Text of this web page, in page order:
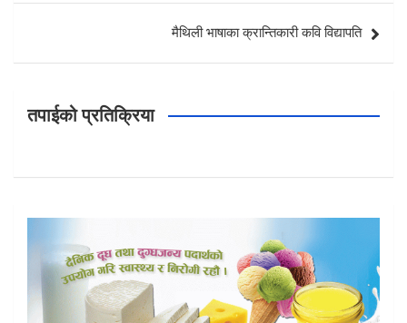
मैथिली भाषाका क्रान्तिकारी कवि विद्यापति
तपाईको प्रतिक्रिया